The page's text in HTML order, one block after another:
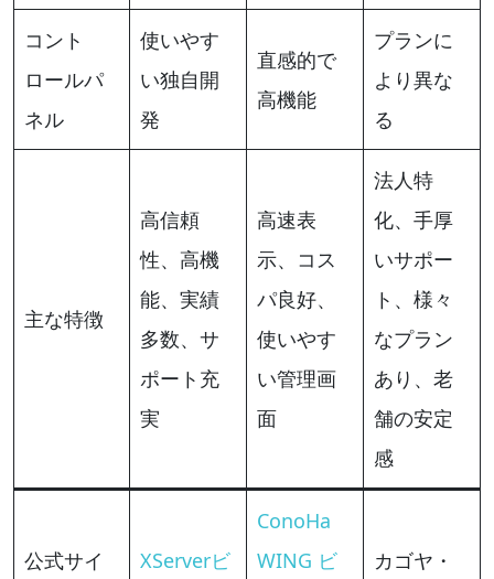
コント
ロールパ
ネル
使いやす
い独自開
発
直感的で
高機能
プランに
より異な
る
主な特徴
高信頼
性、高機
能、実績
多数、サ
ポート充
実
高速表
示、コス
パ良好、
使いやす
い管理画
面
法人特
化、手厚
いサポー
ト、様々
なプラン
あり、老
舗の安定
感
公式サイ
XServerビ
ConoHa
WING ビ
カゴヤ・